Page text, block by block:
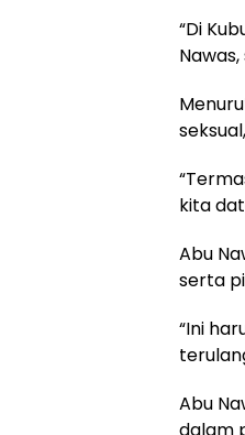
“Di
kita
Abu
serta
“Ini
Abu